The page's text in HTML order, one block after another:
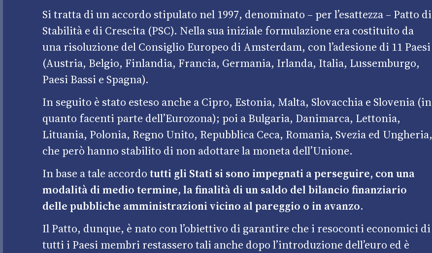
Si tratta di un accordo stipulato nel 1997, denominato – per l’esattezza – Patto di
Stabilità e di Crescita (PSC). Nella sua iniziale formulazione era costituito da
una risoluzione del Consiglio Europeo di Amsterdam, con l’adesione di 11 Paesi
(Austria, Belgio, Finlandia, Francia, Germania, Irlanda, Italia, Lussemburgo,
Paesi Bassi e Spagna).
In seguito è stato esteso anche a Cipro, Estonia, Malta, Slovacchia e Slovenia (in
quanto facenti parte dell’Eurozona); poi a Bulgaria, Danimarca, Lettonia,
Lituania, Polonia, Regno Unito, Repubblica Ceca, Romania, Svezia ed Ungheria,
che però hanno stabilito di non adottare la moneta dell’Unione.
In base a tale accordo tutti gli Stati si sono impegnati a perseguire, con una
modalità di medio termine, la finalità di un saldo del bilancio finanziario
delle pubbliche amministrazioni vicino al pareggio o in avanzo.
Il Patto, dunque, è nato con l’obiettivo di garantire che i resoconti economici di
tutti i Paesi membri restassero tali anche dopo l’introduzione dell’euro ed è